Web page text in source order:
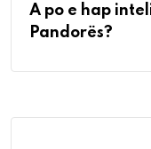
A po e hap
Pandorës?